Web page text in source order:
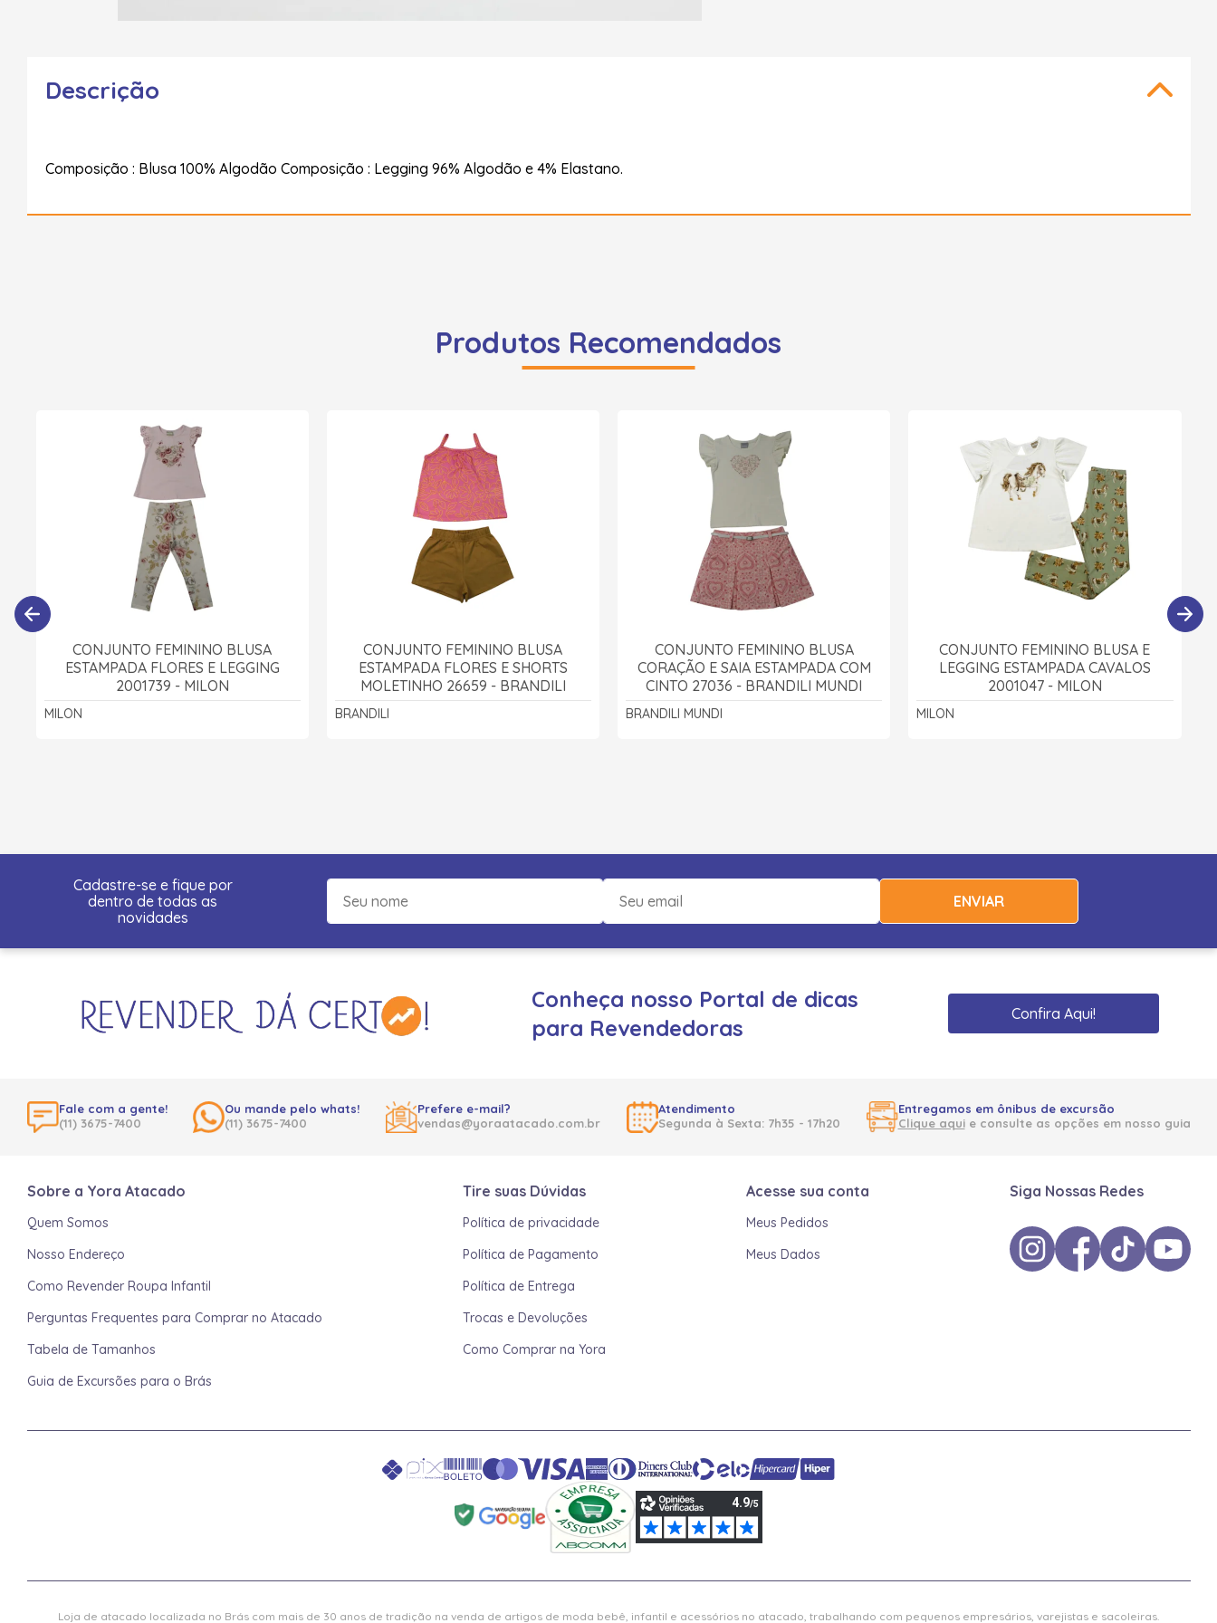
Descrição
Composição : Blusa 100% Algodão Composição : Legging 96% Algodão e 4% Elastano.
Produtos Recomendados
CONJUNTO FEMININO BLUSA
ESTAMPADA FLORES E LEGGING
2001739 - MILON
MILON
CONJUNTO FEMININO BLUSA
ESTAMPADA FLORES E SHORTS
MOLETINHO 26659 - BRANDILI
BRANDILI
CONJUNTO FEMININO BLUSA
CORAÇÃO E SAIA ESTAMPADA COM
CINTO 27036 - BRANDILI MUNDI
BRANDILI MUNDI
CONJUNTO FEMININO BLUSA E
LEGGING ESTAMPADA CAVALOS
2001047 - MILON
MILON
Cadastre-se e fique por
dentro de todas as
novidades
ENVIAR
Conheça nosso Portal de dicas
para Revendedoras
Confira Aqui!
Fale com a gente!
(11) 3675-7400
Ou mande pelo whats!
(11) 3675-7400
Prefere e-mail?
vendas@yoraatacado.com.br
Atendimento
Segunda à Sexta: 7h35 - 17h20
Entregamos em ônibus de excursão
Clique aquie consulte as opções em nosso guia
Sobre a Yora Atacado
Quem Somos
Nosso Endereço
Como Revender Roupa Infantil
Perguntas Frequentes para Comprar no Atacado
Tabela de Tamanhos
Guia de Excursões para o Brás
Tire suas Dúvidas
Política de privacidade
Política de Pagamento
Política de Entrega
Trocas e Devoluções
Como Comprar na Yora
Acesse sua conta
Meus Pedidos
Meus Dados
Siga Nossas Redes
Loja de atacado localizada no Brás com mais de 30 anos de tradição na venda de artigos de moda bebê, infantil e acessórios no atacado, trabalhando com pequenos empresários, varejistas e sacoleiras.